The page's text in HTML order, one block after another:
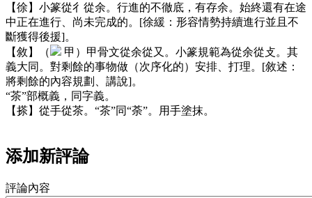
【徐】小篆從彳從余。行進的不徹底，有存余。始終還有在途
中正在進行、尚未完成的。[徐緩：形容情勢持續進行並且不
斷獲得後援]。
【敘】（
甲）甲骨文從余從又。小篆規範為從余從攴。其
義大同。對剩餘的事物做（次序化的）安排、打理。[敘述：
將剩餘的內容規劃、講說]。
“茶”部概義，同字義。
【搽】從手從茶。“茶”同“荼”。用手塗抹。
添加新評論
評論內容